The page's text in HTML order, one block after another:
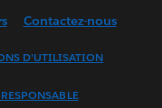
Contactez-nous
D'UTILISATION